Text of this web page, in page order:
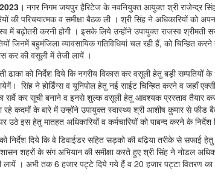
नगर निगम जयपुर हैरिटेज के नवनियुक्त आयुक्त श्री राजेन्द्र
की परिचयात्मक व समीक्षा बैठक ली । श्री सिंह ने अधिकारियों को
में बढ़ोतरी करनी होगी । इसके लिये उन्होंने उपायुक्त राजस्व श्रीमती
जिनमें बहुमंजिला व्यावसायिक गतिविधियां चल रही हैं, को चिन्हित
कर की वसूली में तेजी लायें ।
ढाका को निर्देश दिये कि नगरीय विकास कर वसूली हेतु बड़ी
सिंह ने होर्डिंग्स व यूनिपोल हेतु नई साईट चिन्हित करने व जहॉं
सर्वे कर सूची बनाने व इनसे शुल्क वसूली हेतु आवश्यक प्रस्ताव तैयार
रहे कदमों के बारे में उन्होंने उपायुक्त स्वास्थ्य श्री आशीष कुमार से फीड
उठे इस हेतु मातहत अधिकारियों व कर्मचारियों को पाबन्द करने के निर्देश
निर्देश दिये कि वे डिवाईडर सहित सड़को की बढ़िया तरीके से सफाई
शहरों के संग अभियान की समीक्षा करते हुए श्री सिंह ने नोडल
लायें । अभी तक 6 हजार पट्टे दिये गये हैं व 20 हजार पट्टा वितरण का